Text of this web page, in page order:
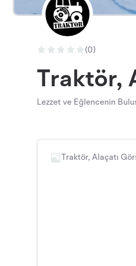
(0)
Traktör,
Lezzet ve Eğlencenin
Traktör, Alaçatı